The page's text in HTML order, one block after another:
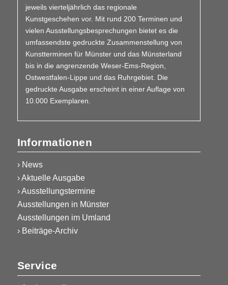
jeweils vierteljährlich das regionale
Kunstgeschehen vor. Mit rund 200 Terminen und
vielen Aus­­stellungs­besprechungen bietet es die
umfassendste gedruckte Zusammen­stellung von
Kunstterminen für Münster und das Münsterland
bis in die angrenzende Weser-Ems-Region,
Ostwestfalen-Lippe und das Ruhrgebiet. Die
gedruckte Ausgabe erscheint in einer Auflage von
10.000 Exemplaren.
Informationen
› News
› Aktuelle Ausgabe
› Ausstellungstermine
Ausstellungen in Münster
Ausstellungen im Umland
› Beiträge-Archiv
Service